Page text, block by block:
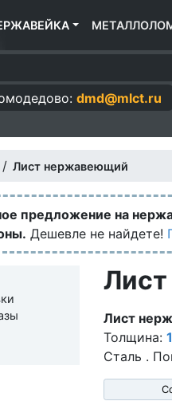
dmd@mlct.ru
/ Лист нержавеющий
предложение на
Дешевле не найдете!
Лист
Толщина:
Сталь .